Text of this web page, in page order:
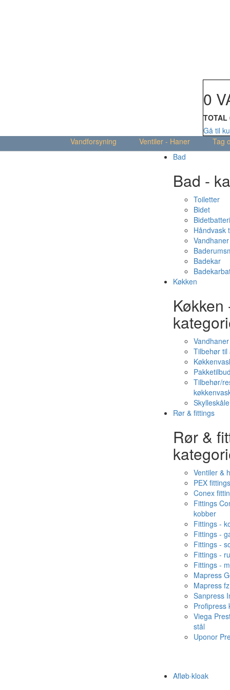
0
TOTAL
Gå til
Vandforsyning
Ventiler - Haner Tag
Bad
Bad -
Toiletter
Bidet
Håndvask
Badekar
Køkken
Køkken
Vandhaner
Tilbehør
Tilbehør/
Rør & fittings
Rør &
Ventiler &
PEX fittings
Conex
Fittings
kobber
Fittings -
Fittings -
Fittings -
Fittings -
Fittings -
Mapress
Mapress fz
Sanpress
Profipress
Viega
stål
Uponor
Afløb·kloak